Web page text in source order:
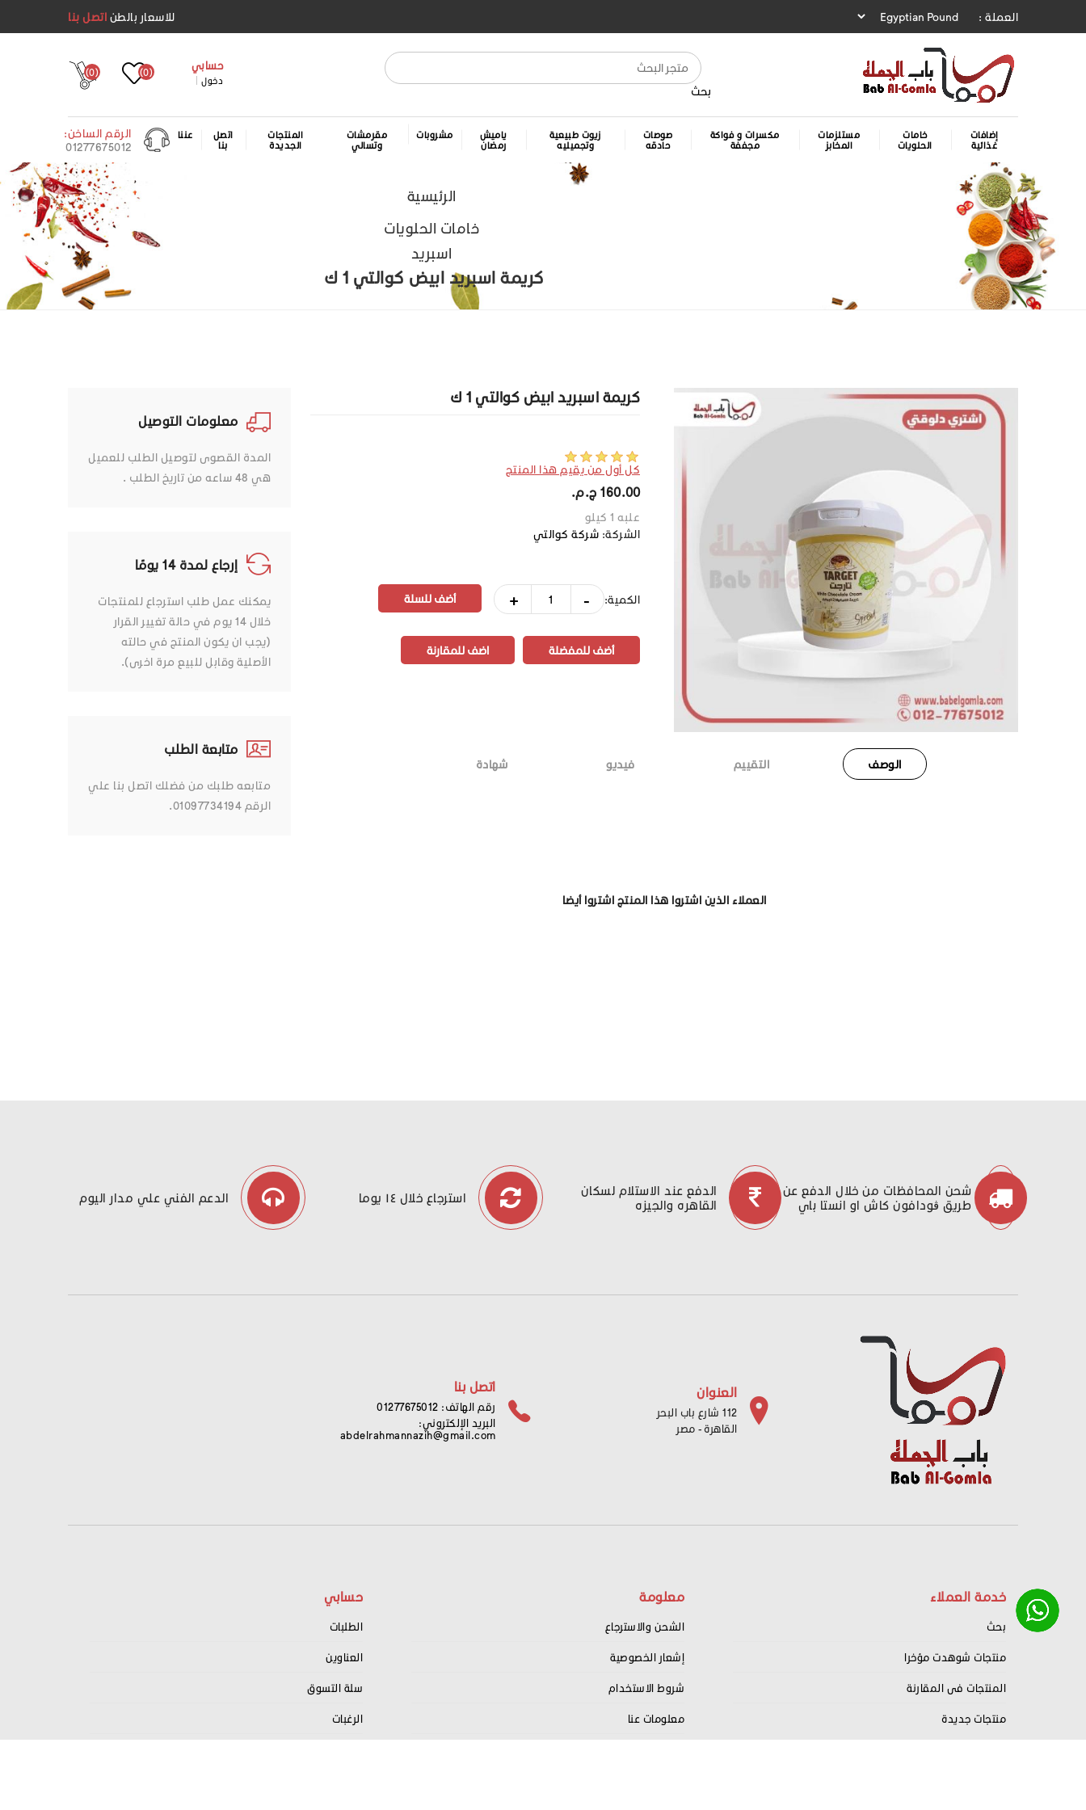
العملة : للاسعار بالطن اتصل بنا
بحث
حسابي
دخول
(0)
(0)
إضافات
غذائية
خامات
الحلويات
مستلزمات
المخابز
مكسرات و فواكة
مجففة
صوصات
حادقه
زيوت طبيعية
وتجميليه
ياميش
رمضان
مشروبات
مقرمشات
وتسالي
المنتجات
الجديدة
اتصل
بنا
عننا
الرقم الساخن:
01277675012
الرئيسية
خامات الحلويات
اسبريد
كريمة اسبريد ابيض كوالتي 1 ك
كريمة اسبريد ابيض كوالتي 1 ك
كل أول من يقيم هذا المنتج
160.00 ج.م.‏
علبه 1 كيلو
الشركة: شركة كوالتي
الكمية: -
+
أضف للمفضلة اضف للمقارنة
الوصف التقييم فيديو شهادة
العملاء الذين اشتروا هذا المنتج اشتروا أيضا
معلومات التوصيل
المدة القصوى لتوصيل الطلب للعميل
هي 48 ساعه من تاريخ الطلب .
إرجاع لمدة 14 يومًا
يمكنك عمل طلب استرجاع للمنتجات
خلال 14 يوم في حالة تغيير القرار
(يجب ان يكون المنتج في حالته
الأصلية وقابل للبيع مرة اخرى).
متابعة الطلب
متابعه طلبك من فضلك اتصل بنا علي
الرقم 01097734194.
شحن المحافظات من خلال الدفع عن
طريق ڤودافون كاش او انستا باي
الدفع عند الاستلام لسكان
القاهره والجيزه
استرجاع خلال ١٤ يوما الدعم الفني علي مدار اليوم
العنوان
112 شارع باب البحر
القاهرة - مصر
اتصل بنا
رقم الهاتف: 01277675012
البريد الإلكتروني:
abdelrahmannazih@gmail.com
خدمة العملاء
بحث
منتجات شوهدت مؤخرا
المنتجات فى المقارنة
منتجات جديدة
معلومة
الشحن والاسترجاع
إشعار الخصوصية
شروط الاستخدام
معلومات عنا
حسابي
الطلبات
العناوين
سلة التسوق
الرغبات